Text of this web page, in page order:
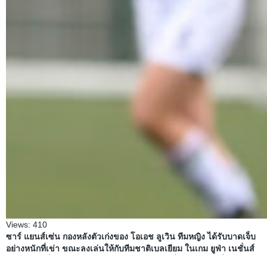
Views: 410
ซาร์ แยนส์เซ่น กองหลังตัวเก่งของ โอเอช ลูเวิน ทีมหญิง ได้รับบาดเจ็บ
อย่างหนักที่เข่า ขณะลงเล่นให้กับทีมชาติเบลเยียม ในเกม ยูฟ่า เนชั่นส์